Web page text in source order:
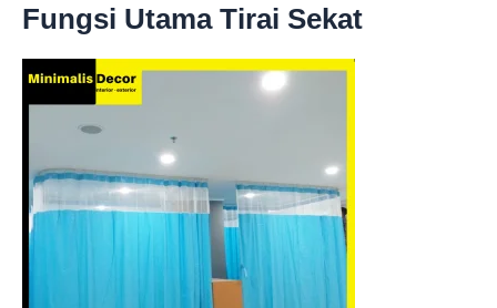
Fungsi Utama Tirai Sekat